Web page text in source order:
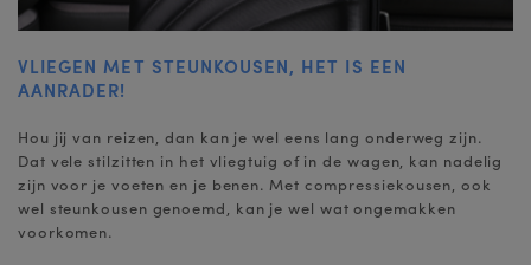
VLIEGEN MET STEUNKOUSEN, HET IS EEN
AANRADER!
Hou jij van reizen, dan kan je wel eens lang onderweg zijn.
Dat vele stilzitten in het vliegtuig of in de wagen, kan nadelig
zijn voor je voeten en je benen. Met compressiekousen, ook
wel steunkousen genoemd, kan je wel wat ongemakken
voorkomen.